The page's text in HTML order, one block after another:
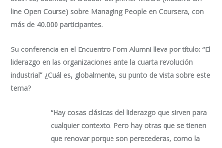
line Open Course) sobre Managing People en Coursera, con
más de 40.000 participantes.
Su conferencia en el Encuentro Fom Alumni lleva por título: “El
liderazgo en las organizaciones ante la cuarta revolución
industrial” ¿Cuál es, globalmente, su punto de vista sobre este
tema?
“Hay cosas clásicas del liderazgo que sirven para
cualquier contexto. Pero hay otras que se tienen
que renovar porque son perecederas, como la